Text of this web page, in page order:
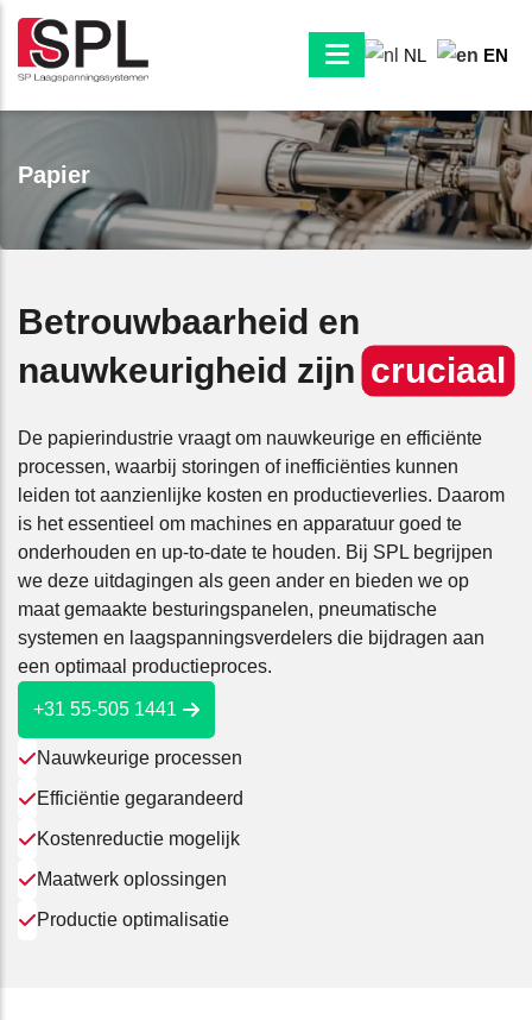
NL EN
Papier
Betrouwbaarheid en
nauwkeurigheid zijn cruciaal
De papierindustrie vraagt om nauwkeurige en efficiënte
processen, waarbij storingen of inefficiënties kunnen
leiden tot aanzienlijke kosten en productieverlies. Daarom
is het essentieel om machines en apparatuur goed te
onderhouden en up-to-date te houden. Bij SPL begrijpen
we deze uitdagingen als geen ander en bieden we op
maat gemaakte besturingspanelen, pneumatische
systemen en laagspanningsverdelers die bijdragen aan
een optimaal productieproces.
+31 55-505 1441
Nauwkeurige processen
Efficiëntie gegarandeerd
Kostenreductie mogelijk
Maatwerk oplossingen
Productie optimalisatie